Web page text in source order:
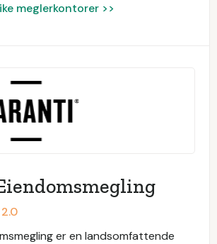
meglerkontorer >>
2.0
er en landsomfattende